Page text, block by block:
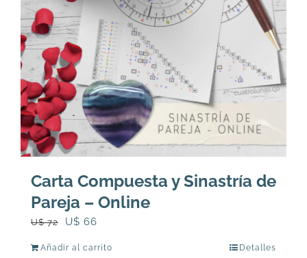
Carta Compuesta y Sinastría de
Pareja – Online
U$72
El
U$ 66
Añadir al carrito Detalles